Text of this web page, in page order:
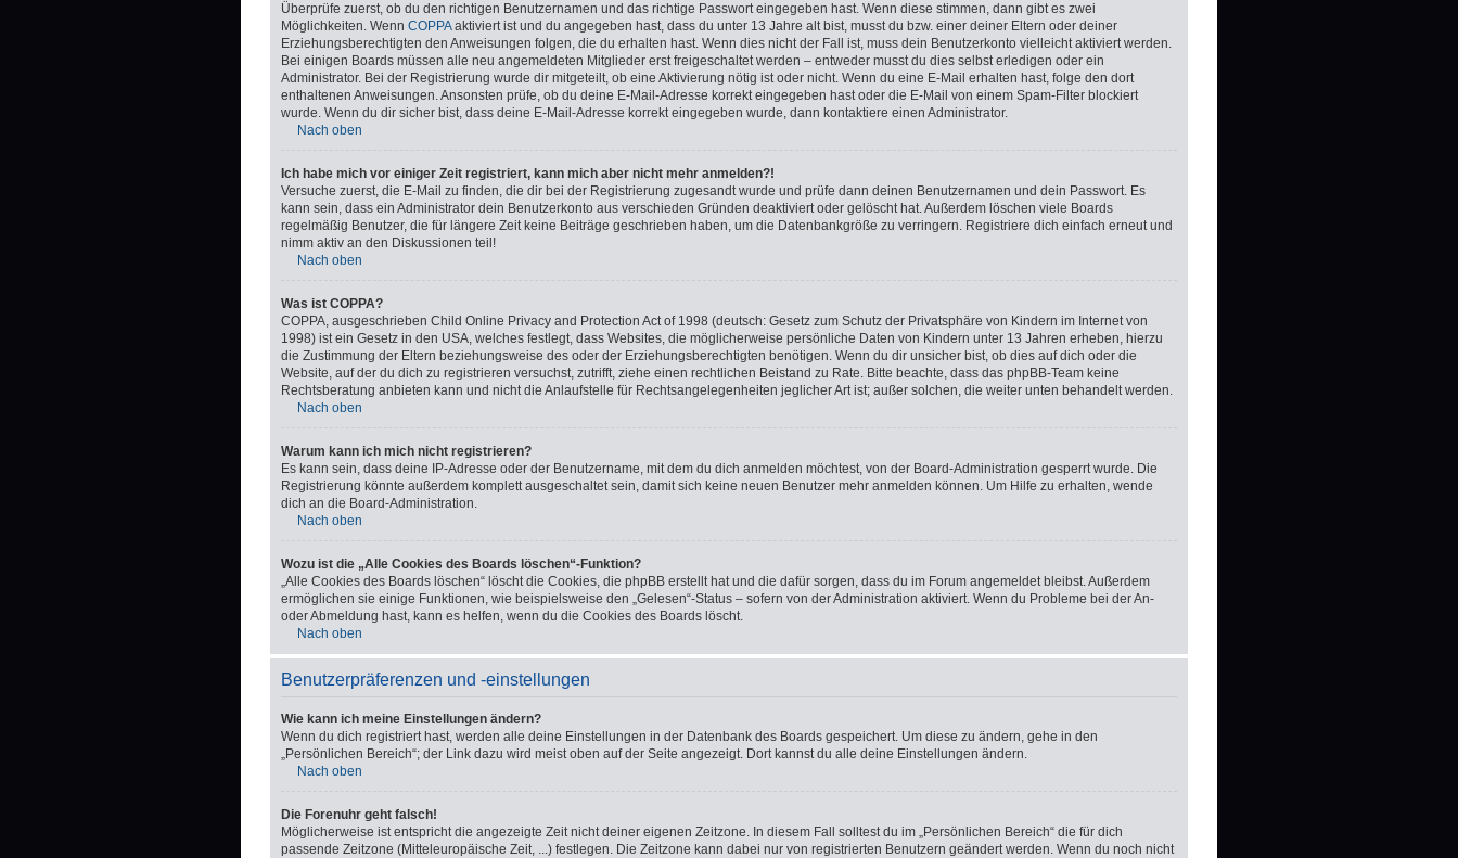
Überprüfe zuerst, ob du den richtigen Benutzernamen und das richtige Passwort eingegeben hast. Wenn diese stimmen, dann gibt es zwei
Möglichkeiten. Wenn COPPAaktiviert ist und du angegeben hast, dass du unter 13 Jahre alt bist, musst du bzw. einer deiner Eltern oder deiner
Erziehungsberechtigten den Anweisungen folgen, die du erhalten hast. Wenn dies nicht der Fall ist, muss dein Benutzerkonto vielleicht aktiviert werden.
Bei einigen Boards müssen alle neu angemeldeten Mitglieder erst freigeschaltet werden – entweder musst du dies selbst erledigen oder ein
Administrator. Bei der Registrierung wurde dir mitgeteilt, ob eine Aktivierung nötig ist oder nicht. Wenn du eine E-Mail erhalten hast, folge den dort
enthaltenen Anweisungen. Ansonsten prüfe, ob du deine E-Mail-Adresse korrekt eingegeben hast oder die E-Mail von einem Spam-Filter blockiert
wurde. Wenn du dir sicher bist, dass deine E-Mail-Adresse korrekt eingegeben wurde, dann kontaktiere einen Administrator.
Nach oben
Ich habe mich vor einiger Zeit registriert, kann mich aber nicht mehr anmelden?!
Versuche zuerst, die E-Mail zu finden, die dir bei der Registrierung zugesandt wurde und prüfe dann deinen Benutzernamen und dein Passwort. Es
kann sein, dass ein Administrator dein Benutzerkonto aus verschieden Gründen deaktiviert oder gelöscht hat. Außerdem löschen viele Boards
regelmäßig Benutzer, die für längere Zeit keine Beiträge geschrieben haben, um die Datenbankgröße zu verringern. Registriere dich einfach erneut und
nimm aktiv an den Diskussionen teil!
Nach oben
Was ist COPPA?
COPPA, ausgeschrieben Child Online Privacy and Protection Act of 1998 (deutsch: Gesetz zum Schutz der Privatsphäre von Kindern im Internet von
1998) ist ein Gesetz in den USA, welches festlegt, dass Websites, die möglicherweise persönliche Daten von Kindern unter 13 Jahren erheben, hierzu
die Zustimmung der Eltern beziehungsweise des oder der Erziehungsberechtigten benötigen. Wenn du dir unsicher bist, ob dies auf dich oder die
Website, auf der du dich zu registrieren versuchst, zutrifft, ziehe einen rechtlichen Beistand zu Rate. Bitte beachte, dass das phpBB-Team keine
Rechtsberatung anbieten kann und nicht die Anlaufstelle für Rechtsangelegenheiten jeglicher Art ist; außer solchen, die weiter unten behandelt werden.
Nach oben
Warum kann ich mich nicht registrieren?
Es kann sein, dass deine IP-Adresse oder der Benutzername, mit dem du dich anmelden möchtest, von der Board-Administration gesperrt wurde. Die
Registrierung könnte außerdem komplett ausgeschaltet sein, damit sich keine neuen Benutzer mehr anmelden können. Um Hilfe zu erhalten, wende
dich an die Board-Administration.
Nach oben
Wozu ist die „Alle Cookies des Boards löschen“-Funktion?
„Alle Cookies des Boards löschen“ löscht die Cookies, die phpBB erstellt hat und die dafür sorgen, dass du im Forum angemeldet bleibst. Außerdem
ermöglichen sie einige Funktionen, wie beispielsweise den „Gelesen“-Status – sofern von der Administration aktiviert. Wenn du Probleme bei der An-
oder Abmeldung hast, kann es helfen, wenn du die Cookies des Boards löscht.
Nach oben
Benutzerpräferenzen und -einstellungen
Wie kann ich meine Einstellungen ändern?
Wenn du dich registriert hast, werden alle deine Einstellungen in der Datenbank des Boards gespeichert. Um diese zu ändern, gehe in den
„Persönlichen Bereich“; der Link dazu wird meist oben auf der Seite angezeigt. Dort kannst du alle deine Einstellungen ändern.
Nach oben
Die Forenuhr geht falsch!
Möglicherweise ist entspricht die angezeigte Zeit nicht deiner eigenen Zeitzone. In diesem Fall solltest du im „Persönlichen Bereich“ die für dich
passende Zeitzone (Mitteleuropäische Zeit, ...) festlegen. Die Zeitzone kann dabei nur von registrierten Benutzern geändert werden. Wenn du noch nicht